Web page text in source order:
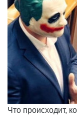
Что происходит,